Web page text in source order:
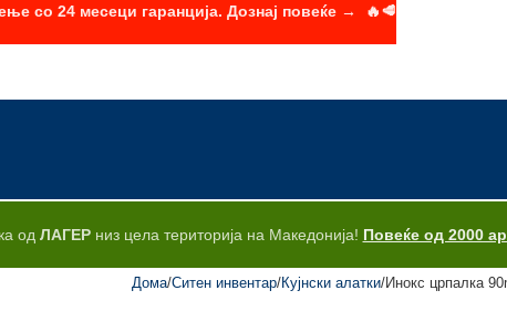
од ЛАГЕРниз цела територија на Македонија! Повеќе од 2000
Дома Ситен инвентар Кујнски алатки Инокс црпалка
со 24 месеци гаранција. Дознај повеќе → 🔥🥩